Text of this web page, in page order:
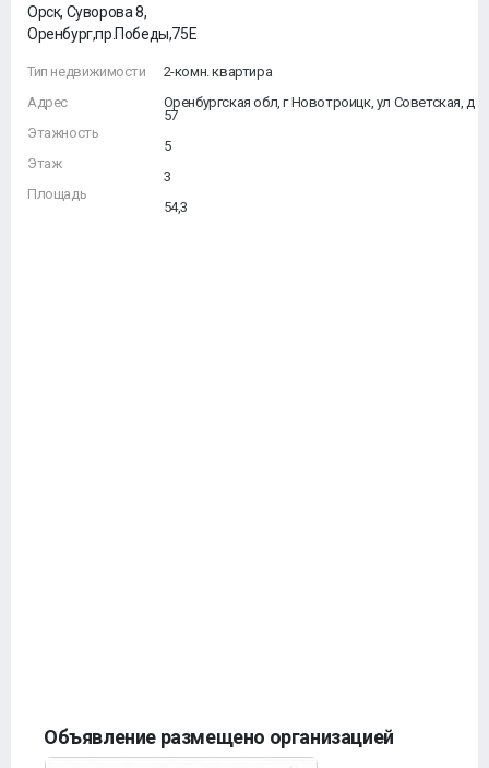
Орск, Суворова 8,
Оренбург,пр.Победы,75Е
Тип недвижимости
Адрес
Этажность
Этаж
Площадь
2-комн. квартира
Оренбургская обл, г Новотроицк, ул Советская, д
57
5
3
54,3
Объявление размещено организацией